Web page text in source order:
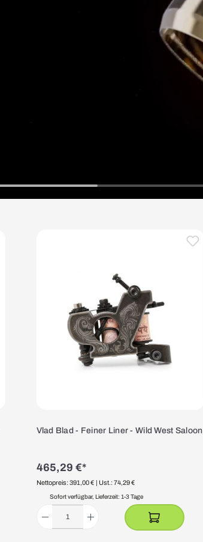
Vlad Blad - Feiner Liner - Wild West Saloon
465,29 €*
Nettopreis: 391,00 € | Ust.: 74,29 €
Sofort verfügbar, Lieferzeit: 1-3 Tage